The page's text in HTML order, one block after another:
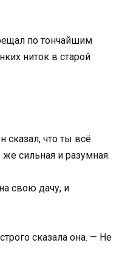
по тончайшим
ниток в старой
сказал, что ты всё
сильная и разумная.
свою дачу, и
сказала она. — Не